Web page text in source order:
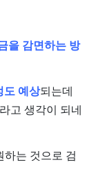
을 감면하는 방
도 예상되는데
고 생각이 되네
하는 것으로 검